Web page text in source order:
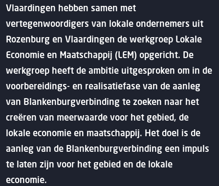
Vlaardingen hebben samen met
vertegenwoordigers van lokale ondernemers uit
Rozenburg en Vlaardingen de werkgroep Lokale
Economie en Maatschappij (LEM) opgericht. De
werkgroep heeft de ambitie uitgesproken om in de
voorbereidings- en realisatiefase van de aanleg
van Blankenburgverbinding te zoeken naar het
creëren van meerwaarde voor het gebied, de
lokale economie en maatschappij. Het doel is de
aanleg van de Blankenburgverbinding een impuls
te laten zijn voor het gebied en de lokale
economie.